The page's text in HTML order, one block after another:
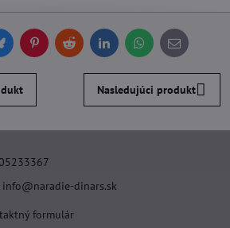
PinterestReddit LinkedInWhatsApp
E-
mail
Nasledujúci produkt
info@naradie-dinars.sk
formulár